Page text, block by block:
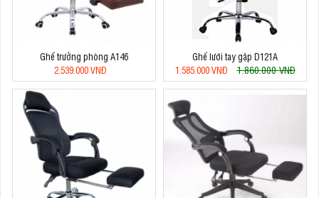
Ghế trưởng phòng A146
2.539.000 VNĐ
Ghế lưới tay gập D121A
1.585.000 VNĐ
1.860.000 VNĐ